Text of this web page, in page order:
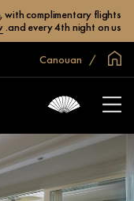
with complimentary flights
and every 4th night on us.
الصفحة الرئيسية العالمية